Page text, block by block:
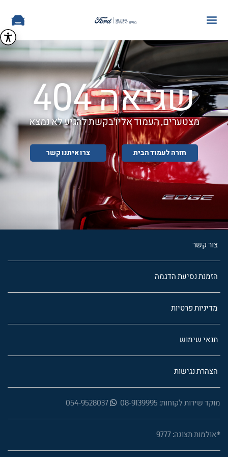
שגיאה 404
מצטערים, העמוד אליו בקשת להגיע לא נמצא
חזרה לעמוד הבית צרו איתנו קשר
צור קשר
הזמנת נסיעת הדגמה
מדיניות פרטיות
תנאי שימוש
הצהרת נגישות
מוקד שירות לקוחות: 08-9139995 054-9528037
*אולמות תצוגה: 9777